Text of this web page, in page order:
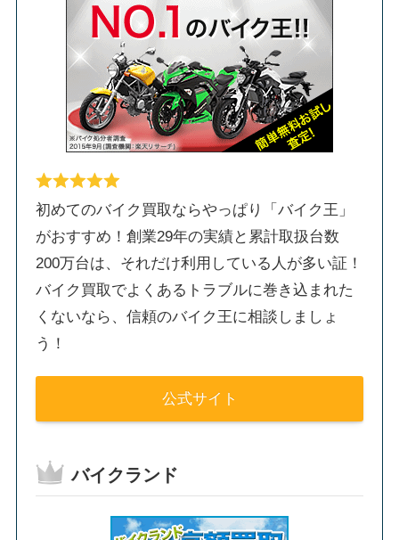
初めてのバイク買取ならやっぱり「バイク王」
がおすすめ！創業29年の実績と累計取扱台数
200万台は、それだけ利用している人が多い証！
バイク買取でよくあるトラブルに巻き込まれた
くないなら、信頼のバイク王に相談しましょ
う！
公式サイト
バイクランド